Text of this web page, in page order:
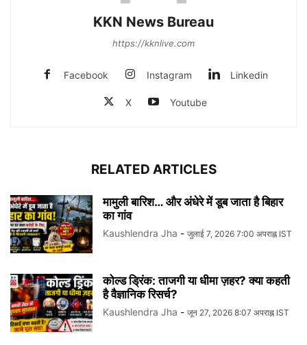
KKN News Bureau
https://kknlive.com
Facebook Instagram Linkedin
X Youtube
RELATED ARTICLES
मामुली बारिश… और अंधेरे में डूब जाता है बिहार
का गांव
Kaushlendra Jha - जुलाई 7, 2026 7:00 अपराह्न IST
कोल्ड ड्रिंक: ताजगी या धीमा ज़हर? क्या कहती
है वैज्ञानिक रिसर्च?
Kaushlendra Jha - जून 27, 2026 8:07 अपराह्न IST